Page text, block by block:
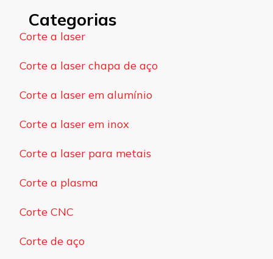
Categorias
Corte a laser
Corte a laser chapa de aço
Corte a laser em alumínio
Corte a laser em inox
Corte a laser para metais
Corte a plasma
Corte CNC
Corte de aço